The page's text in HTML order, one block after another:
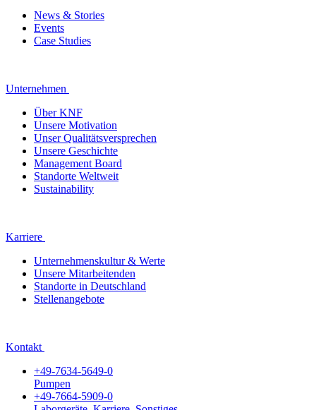
News & Stories
Events
Case Studies
Unternehmen
Über KNF
Unsere Motivation
Unser Qualitätsversprechen
Unsere Geschichte
Management Board
Standorte Weltweit
Sustainability
Karriere
Unternehmenskultur & Werte
Unsere Mitarbeitenden
Standorte in Deutschland
Stellenangebote
Kontakt
+49-7634-5649-0
Pumpen
+49-7664-5909-0